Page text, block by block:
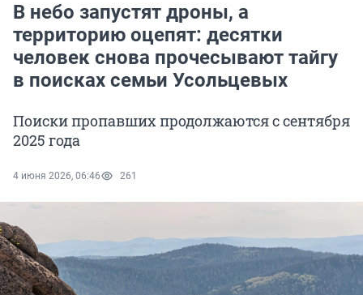
В небо запустят дроны, а
территорию оцепят: десятки
человек снова прочесывают тайгу
в поисках семьи Усольцевых
Поиски пропавших продолжаются с сентября
2025 года
4 июня 2026, 06:46 261